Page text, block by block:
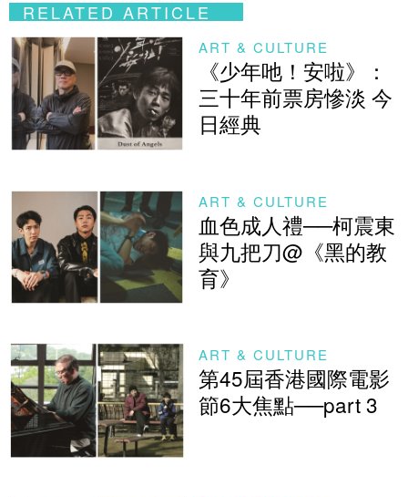
RELATED ARTICLE
ART & CULTURE
《少年吔！安啦》：
三十年前票房慘淡 今
日經典
ART & CULTURE
血色成人禮──柯震東
與九把刀@《黑的教
育》
ART & CULTURE
第45屆香港國際電影
節6大焦點──part 3